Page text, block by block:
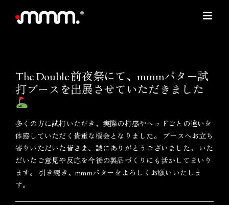
The Double 前夜祭にて、mmmパター試
打ブースを出展させていただきました
多くの方に試打いただき、実際の打感やヘッドごとの違いを
体感していただく貴重な機会となりました。 ブースへお立ち
寄りいただいた皆さま、誠にありがとうございました。 いた
だいたご意見や反応を今後の製品づくりにも活かしてまいり
ます。 引き続き、mmmパターをよろしくお願いいたしま
す。